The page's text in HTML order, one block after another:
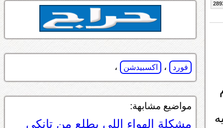
فورد ، اكسبيدشن ،
مواضيع مشابهة:
مشكلة الهواء اللي يطلع من تانكي